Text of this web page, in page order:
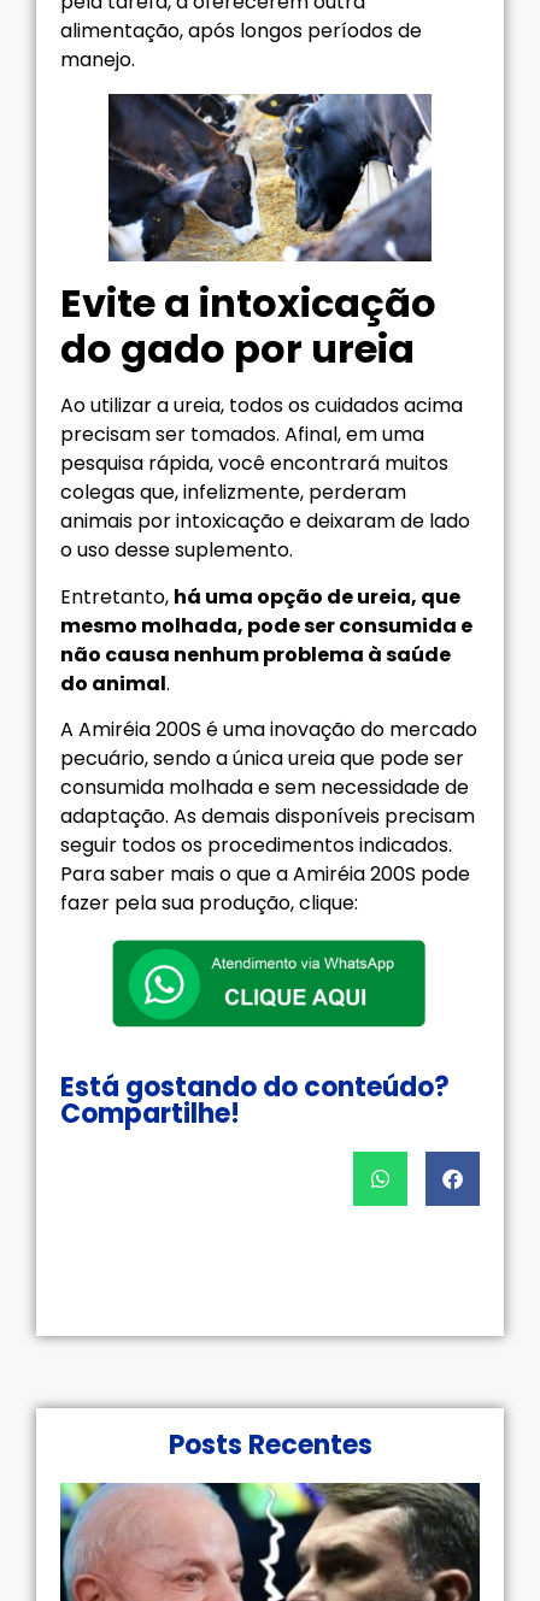
alimentação, após longos períodos de
manejo.
Evite a intoxicação
do gado por ureia
Ao utilizar a ureia, todos os cuidados acima
precisam ser tomados. Afinal, em uma
pesquisa rápida, você encontrará muitos
colegas que, infelizmente, perderam
animais por intoxicação e deixaram de lado
o uso desse suplemento.
Entretanto, há uma opção de ureia, que
mesmo molhada, pode ser consumida e
não causa nenhum problema à saúde
do animal.
A Amiréia 200S é uma inovação do mercado
pecuário, sendo a única ureia que pode ser
consumida molhada e sem necessidade de
adaptação. As demais disponíveis precisam
seguir todos os procedimentos indicados.
Para saber mais o que a Amiréia 200S pode
fazer pela sua produção, clique:
Está gostando do conteúdo?
Compartilhe!
Posts Recentes